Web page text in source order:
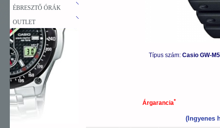
ÉBRESZTŐ ÓRÁK
OUTLET
Típus szám: Casio GW-
Árgarancia*
(Ingyenes